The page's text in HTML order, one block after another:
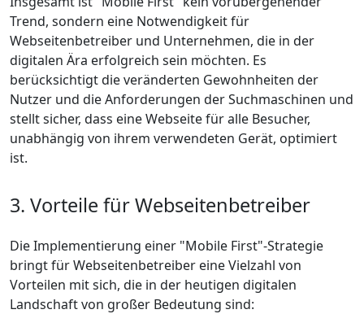
Trend, sondern eine Notwendigkeit für
Webseitenbetreiber und Unternehmen, die in der
digitalen Ära erfolgreich sein möchten. Es
berücksichtigt die veränderten Gewohnheiten der
Nutzer und die Anforderungen der Suchmaschinen und
stellt sicher, dass eine Webseite für alle Besucher,
unabhängig von ihrem verwendeten Gerät, optimiert
ist.
3. Vorteile für Webseitenbetreiber
Die Implementierung einer "Mobile First"-Strategie
bringt für Webseitenbetreiber eine Vielzahl von
Vorteilen mit sich, die in der heutigen digitalen
Landschaft von großer Bedeutung sind: